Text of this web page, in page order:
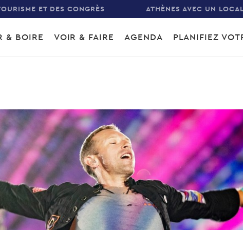
ET DES CONGRÈS ATHÈNES AVEC UN LOCAL
& BOIRE VOIR & FAIRE AGENDA PLANIFIEZ